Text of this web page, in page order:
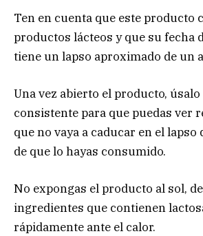
Ten en cuenta que este producto
productos lácteos y que su fecha
tiene un lapso aproximado de un
Una vez abierto el producto,
consistente para que puedas ver
que no vaya a caducar en el lapso
de que lo hayas consumido.
No expongas el producto al sol,
ingredientes que contienen
rápidamente ante el calor.